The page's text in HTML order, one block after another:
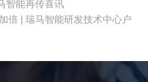
智能再传喜讯
倍 | 瑞马智能研发技术中心户